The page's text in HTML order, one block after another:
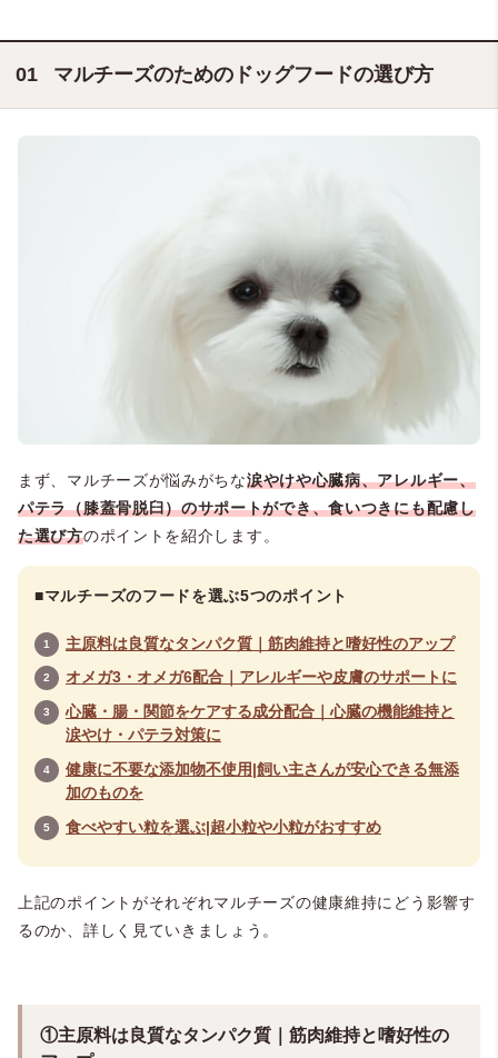
マルチーズのためのドッグフードの選び方
まず、マルチーズが悩みがちな涙やけや心臓病、アレルギー、
パテラ（膝蓋骨脱臼）のサポートができ、食いつきにも配慮し
た選び方のポイントを紹介します。
■マルチーズのフードを選ぶ5つのポイント
主原料は良質なタンパク質｜筋肉維持と嗜好性のアップ
オメガ3・オメガ6配合｜アレルギーや皮膚のサポートに
心臓・腸・関節をケアする成分配合｜心臓の機能維持と
涙やけ・パテラ対策に
健康に不要な添加物不使用|飼い主さんが安心できる無添
加のものを
食べやすい粒を選ぶ|超小粒や小粒がおすすめ
上記のポイントがそれぞれマルチーズの健康維持にどう影響す
るのか、詳しく見ていきましょう。
①主原料は良質なタンパク質｜筋肉維持と嗜好性の